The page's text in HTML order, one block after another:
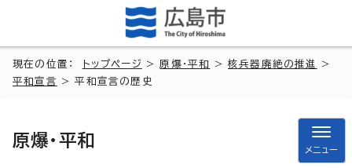
現在の位置： トップページ >原爆・平和 >核兵器廃絶の推進
>
平和宣言
> 平和宣言の歴史
原爆・平和
メニュー